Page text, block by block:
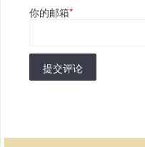
你的邮箱*
提交评论